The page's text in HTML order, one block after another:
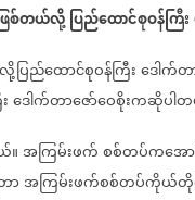
ြစ်တယ်လို့ပြည်ထောင်စုဝန်ကြီး
ပြည်ထောင်စုဝန်ကြီးဒေါက်တ
ဒေါက်တာဇော်ဝေစိုးကဆိုပါ
။အကြမ်းဖက်စစ်တပ်ကအော
ာအကြမ်းဖက်စစ်တပ်ကိုယ်